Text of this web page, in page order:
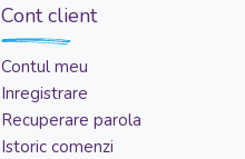
Cont client
Contul meu
Inregistrare
Recuperare parola
Istoric comenzi